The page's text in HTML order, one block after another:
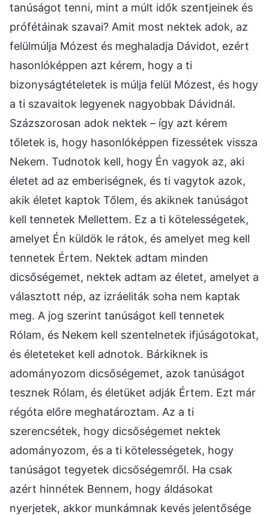
tanúságot tenni, mint a múlt idők szentjeinek és
prófétáinak szavai? Amit most nektek adok, az
felülmúlja Mózest és meghaladja Dávidot, ezért
hasonlóképpen azt kérem, hogy a ti
bizonyságtételetek is múlja felül Mózest, és hogy
a ti szavaitok legyenek nagyobbak Dávidnál.
Százszorosan adok nektek – így azt kérem
tőletek is, hogy hasonlóképpen fizessétek vissza
Nekem. Tudnotok kell, hogy Én vagyok az, aki
életet ad az emberiségnek, és ti vagytok azok,
akik életet kaptok Tőlem, és akiknek tanúságot
kell tennetek Mellettem. Ez a ti kötelességetek,
amelyet Én küldök le rátok, és amelyet meg kell
tennetek Értem. Nektek adtam minden
dicsőségemet, nektek adtam az életet, amelyet a
választott nép, az izráeliták soha nem kaptak
meg. A jog szerint tanúságot kell tennetek
Rólam, és Nekem kell szentelnetek ifjúságotokat,
és életeteket kell adnotok. Bárkiknek is
adományozom dicsőségemet, azok tanúságot
tesznek Rólam, és életüket adják Értem. Ezt már
régóta előre meghatároztam. Az a ti
szerencsétek, hogy dicsőségemet nektek
adományozom, és a ti kötelességetek, hogy
tanúságot tegyetek dicsőségemről. Ha csak
azért hinnétek Bennem, hogy áldásokat
nyerjetek, akkor munkámnak kevés jelentősége